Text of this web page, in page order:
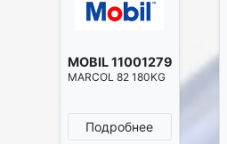
MOBIL 11001279
MARCOL 82 180KG
Подробнее